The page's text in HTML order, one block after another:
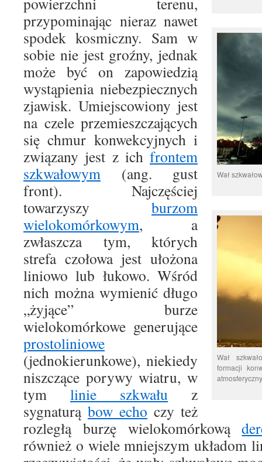
Wał
Wał
formacji
przypominając nieraz nawet
spodek kosmiczny. Sam w
sobie nie jest groźny, jednak
może być on zapowiedzią
wystąpienia niebezpiecznych
zjawisk. Umiejscowiony jest
na czele przemieszczających
się chmur konwekcyjnych i
związany jest z ich frontem
szkwałowym (ang. gust
front). Najczęściej
towarzyszy burzom
wielokomórkowym, a
zwłaszcza tym, których
strefa czołowa jest ułożona
liniowo lub łukowo. Wśród
nich można wymienić długo
„żyjące” burze
wielokomórkowe generujące
prostoliniowe
(jednokierunkowe), niekiedy
niszczące porywy wiatru, w
tym linie szkwału z
sygnaturą bow echo czy też
rozległą burzę wielokomórkową
również o wiele mniejszym układom